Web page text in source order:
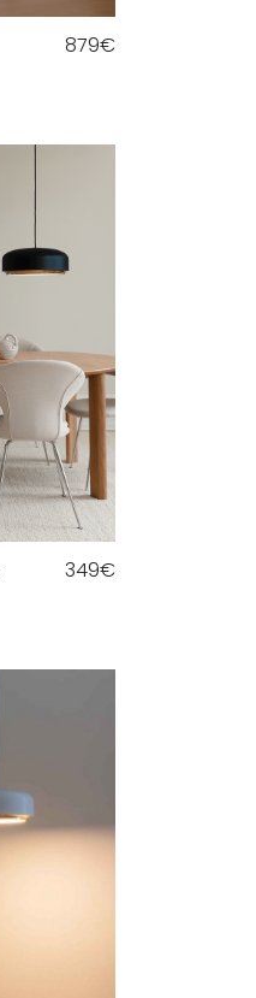
879€
349€